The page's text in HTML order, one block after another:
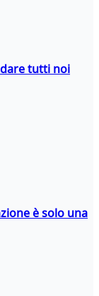
tutti noi
è solo una